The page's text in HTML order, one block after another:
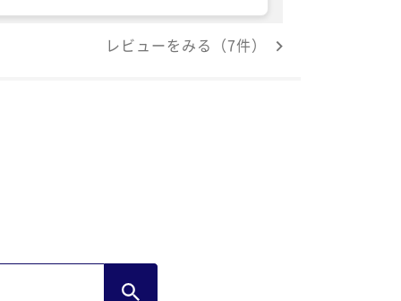
ましたが、素敵なキッチンでみんなでワ
イするなんてこと、なかなか出来ないの
とっても美味しく、楽しくいただけまし
レビューをみる（7件）